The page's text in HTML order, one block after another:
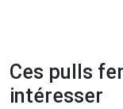
Ces pulls
intéresser